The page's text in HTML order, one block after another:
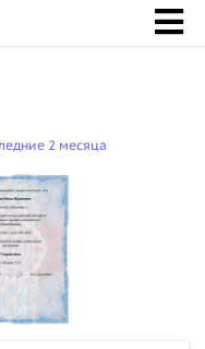
2 месяца